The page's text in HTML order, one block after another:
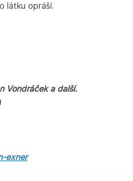
látku opráší.
Vondráček a další.
exner